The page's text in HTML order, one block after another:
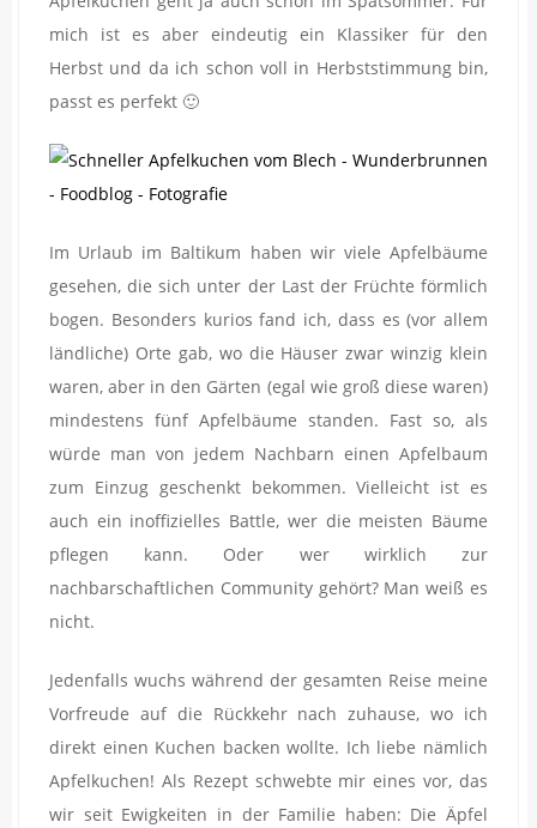
mich ist es aber eindeutig ein Klassiker für den
Herbst und da ich schon voll in Herbststimmung bin,
passt es perfekt 🙂
Im Urlaub im Baltikum haben wir viele Apfelbäume
gesehen, die sich unter der Last der Früchte förmlich
bogen. Besonders kurios fand ich, dass es (vor allem
ländliche) Orte gab, wo die Häuser zwar winzig klein
waren, aber in den Gärten (egal wie groß diese waren)
mindestens fünf Apfelbäume standen. Fast so, als
würde man von jedem Nachbarn einen Apfelbaum
zum Einzug geschenkt bekommen. Vielleicht ist es
auch ein inoffizielles Battle, wer die meisten Bäume
pflegen kann. Oder wer wirklich zur
nachbarschaftlichen Community gehört? Man weiß es
nicht.
Jedenfalls wuchs während der gesamten Reise meine
Vorfreude auf die Rückkehr nach zuhause, wo ich
direkt einen Kuchen backen wollte. Ich liebe nämlich
Apfelkuchen! Als Rezept schwebte mir eines vor, das
wir seit Ewigkeiten in der Familie haben: Die Äpfel